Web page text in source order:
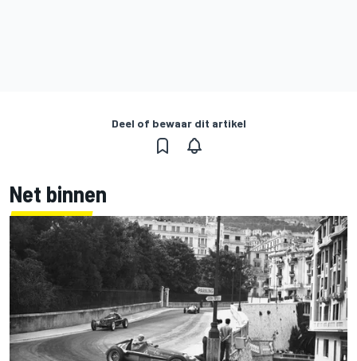
Deel of bewaar dit artikel
Net binnen